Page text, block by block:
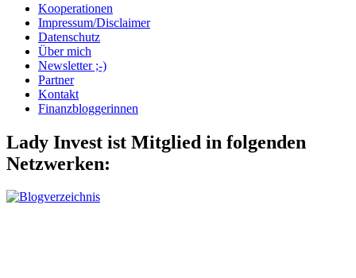
Kooperationen
Impressum/Disclaimer
Datenschutz
Über mich
Newsletter ;-)
Partner
Kontakt
Finanzbloggerinnen
Lady Invest ist Mitglied in folgenden
Netzwerken: